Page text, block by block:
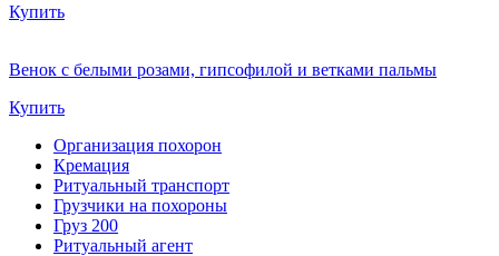
Купить
Венок с белыми розами, гипсофилой и ветками пальмы
Купить
Организация похорон
Кремация
Ритуальный транспорт
Грузчики на похороны
Груз 200
Ритуальный агент